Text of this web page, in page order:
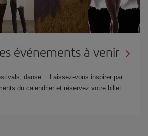
événements à venir
danse… Laissez-vous inspirer par
du calendrier et réservez votre billet